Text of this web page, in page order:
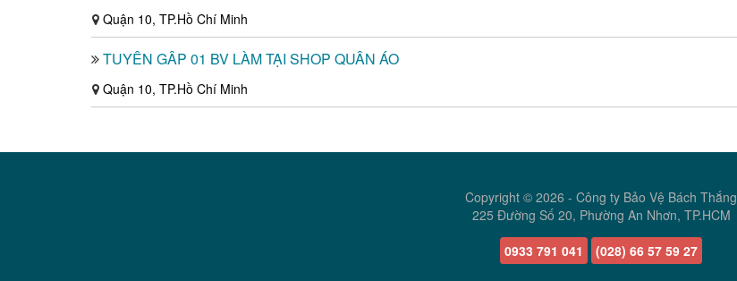
Quận 10, TP.Hồ Chí Minh
TUYỂN GẤP 01 BV LÀM TẠI SHOP QUẦN ÁO
Quận 10, TP.Hồ Chí Minh
Copyright © 2026 - Công ty Bảo Vệ Bách Thắng
225 Đường Số 20, Phường An Nhơn, TP.HCM
0933 791 041
(028) 66 57 59 27